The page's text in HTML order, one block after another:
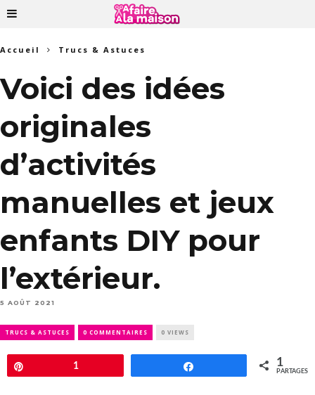
Accueil Trucs & Astuces
Voici des idées
originales
d’activités
manuelles et jeux
enfants DIY pour
l’extérieur.
5 AOÛT 2021
TRUCS & ASTUCES 0 COMMENTAIRES 0 VIEWS
1 1
PARTAGES